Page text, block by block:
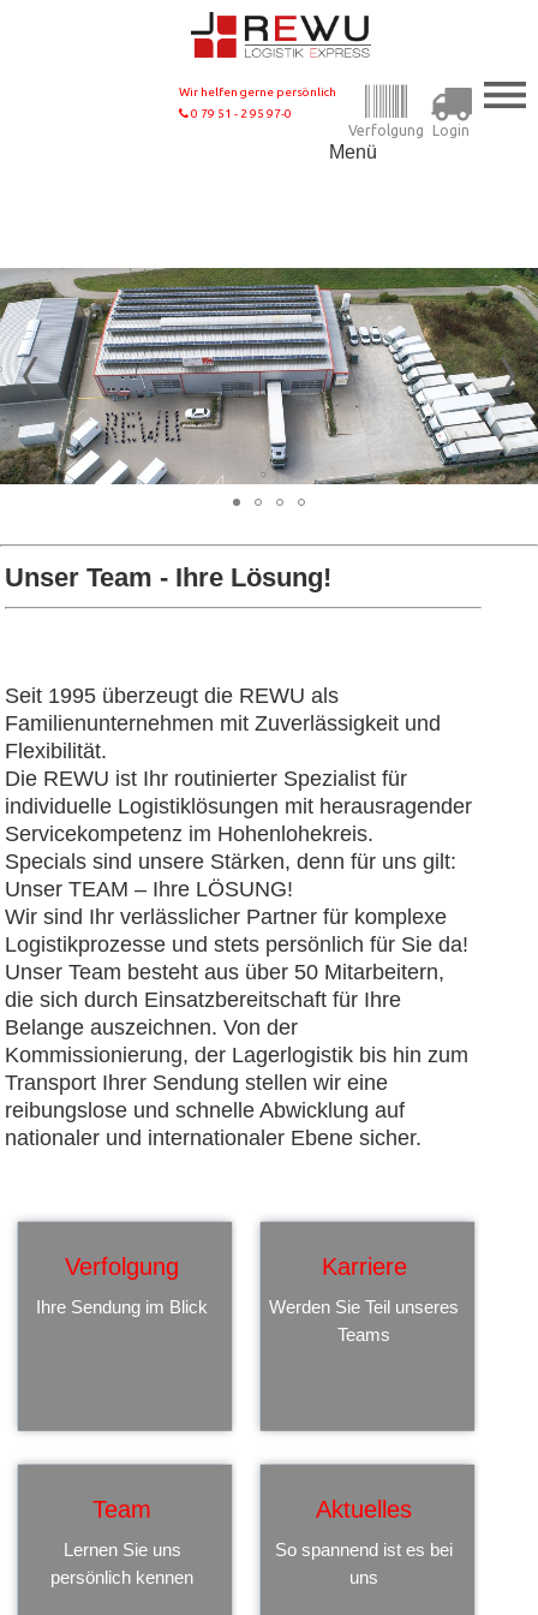
Wir helfen gerne persönlich
0 79 51 - 2 95 97-0
Verfolgung Login
Menü
Unser Team - Ihre Lösung!
Seit 1995 überzeugt die REWU als
Familienunternehmen mit Zuverlässigkeit und
Flexibilität.
Die REWU ist Ihr routinierter Spezialist für
individuelle Logistiklösungen mit herausragender
Servicekompetenz im Hohenlohekreis.
Specials sind unsere Stärken, denn für uns gilt:
Unser TEAM – Ihre LÖSUNG!
Wir sind Ihr verlässlicher Partner für komplexe
Logistikprozesse und stets persönlich für Sie da!
Unser Team besteht aus über 50 Mitarbeitern,
die sich durch Einsatzbereitschaft für Ihre
Belange auszeichnen. Von der
Kommissionierung, der Lagerlogistik bis hin zum
Transport Ihrer Sendung stellen wir eine
reibungslose und schnelle Abwicklung auf
nationaler und internationaler Ebene sicher.
Verfolgung
Ihre Sendung im Blick
Karriere
Werden Sie Teil unseres
Teams
Team
Lernen Sie uns
persönlich kennen
Aktuelles
So spannend ist es bei
uns